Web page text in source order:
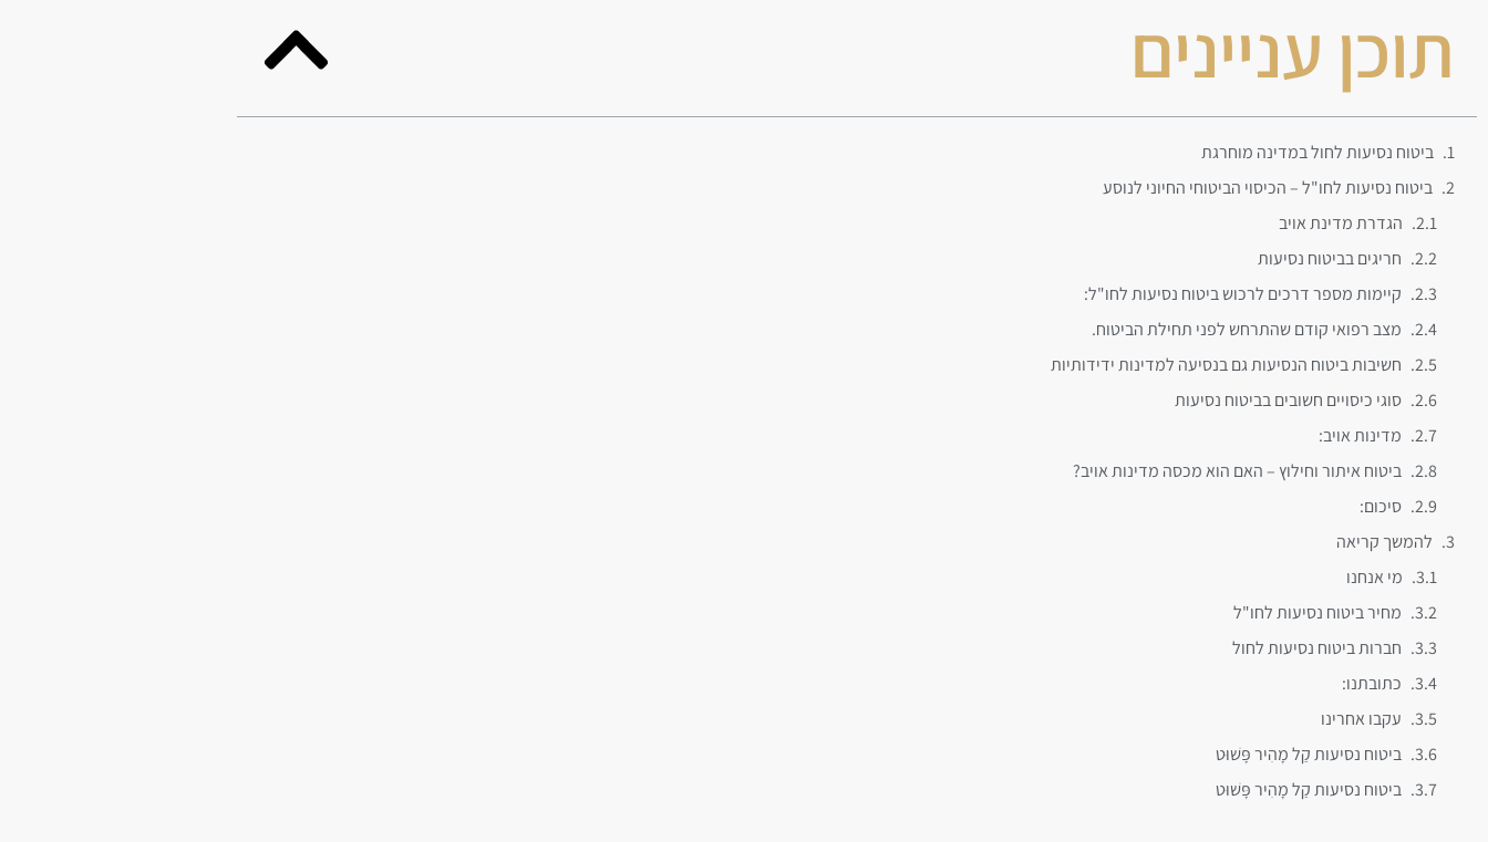
תוכן עניינים
ביטוח נסיעות לחול במדינה מוחרגת
ביטוח נסיעות לחו"ל – הכיסוי הביטוחי החיוני לנוסע
הגדרת מדינת אויב
חריגים בביטוח נסיעות
קיימות מספר דרכים לרכוש ביטוח נסיעות לחו"ל:
מצב רפואי קודם שהתרחש לפני תחילת הביטוח.
חשיבות ביטוח הנסיעות גם בנסיעה למדינות ידידותיות
סוגי כיסויים חשובים בביטוח נסיעות
מדינות אויב:
ביטוח איתור וחילוץ – האם הוא מכסה מדינות אויב?
סיכום:
להמשך קריאה
מי אנחנו
מחיר ביטוח נסיעות לחו"ל
חברות ביטוח נסיעות לחול
כתובתנו:
עקבו אחרינו
ביטוח נסיעות קַל מָהִיר פָּשׁוּט
ביטוח נסיעות קַל מָהִיר פָּשׁוּט